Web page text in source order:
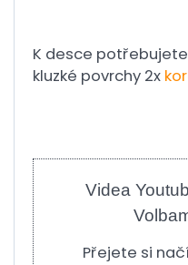
K desce
kluzké povrchy 2x
Videa
Přejete si